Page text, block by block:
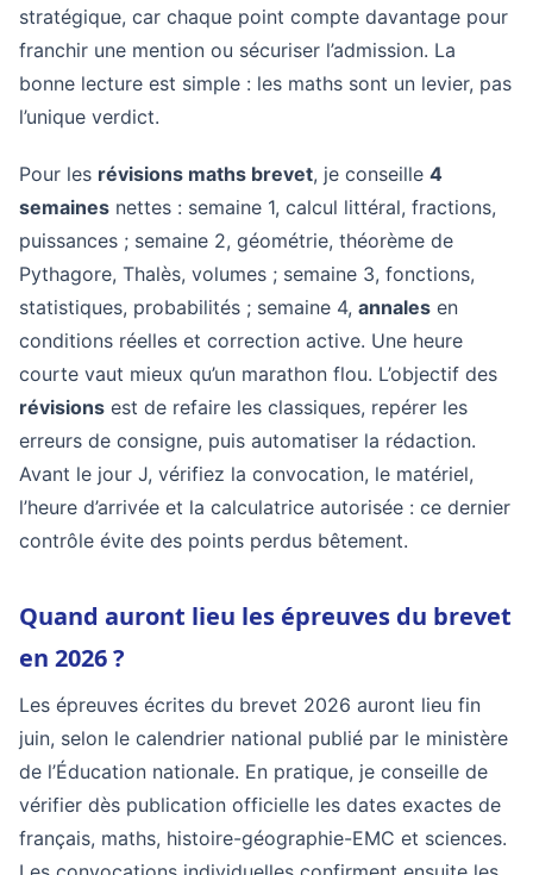
stratégique, car chaque point compte davantage pour
franchir une mention ou sécuriser l’admission. La
bonne lecture est simple : les maths sont un levier, pas
l’unique verdict.
Pour les révisions maths brevet, je conseille 4
semaines nettes : semaine 1, calcul littéral, fractions,
puissances ; semaine 2, géométrie, théorème de
Pythagore, Thalès, volumes ; semaine 3, fonctions,
statistiques, probabilités ; semaine 4, annales en
conditions réelles et correction active. Une heure
courte vaut mieux qu’un marathon flou. L’objectif des
révisions est de refaire les classiques, repérer les
erreurs de consigne, puis automatiser la rédaction.
Avant le jour J, vérifiez la convocation, le matériel,
l’heure d’arrivée et la calculatrice autorisée : ce dernier
contrôle évite des points perdus bêtement.
Quand auront lieu les épreuves du brevet
en 2026 ?
Les épreuves écrites du brevet 2026 auront lieu fin
juin, selon le calendrier national publié par le ministère
de l’Éducation nationale. En pratique, je conseille de
vérifier dès publication officielle les dates exactes de
français, maths, histoire-géographie-EMC et sciences.